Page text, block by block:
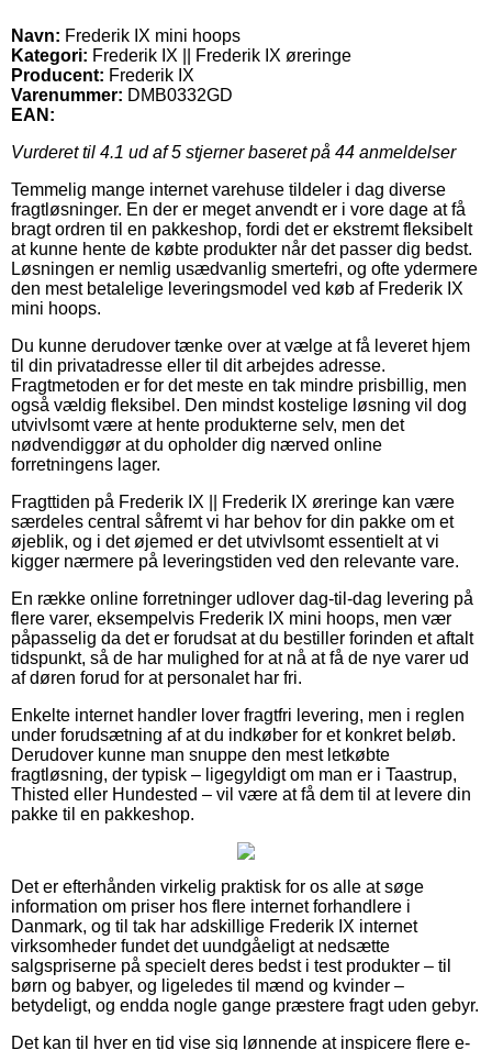
Navn: Frederik IX mini hoops
Kategori: Frederik IX || Frederik IX øreringe
Producent: Frederik IX
Varenummer: DMB0332GD
EAN:
Vurderet til 4.1 ud af 5 stjerner baseret på 44 anmeldelser
Temmelig mange internet varehuse tildeler i dag diverse
fragtløsninger. En der er meget anvendt er i vore dage at få
bragt ordren til en pakkeshop, fordi det er ekstremt fleksibelt
at kunne hente de købte produkter når det passer dig bedst.
Løsningen er nemlig usædvanlig smertefri, og ofte ydermere
den mest betalelige leveringsmodel ved køb af Frederik IX
mini hoops.
Du kunne derudover tænke over at vælge at få leveret hjem
til din privatadresse eller til dit arbejdes adresse.
Fragtmetoden er for det meste en tak mindre prisbillig, men
også vældig fleksibel. Den mindst kostelige løsning vil dog
utvivlsomt være at hente produkterne selv, men det
nødvendiggør at du opholder dig nærved online
forretningens lager.
Fragttiden på Frederik IX || Frederik IX øreringe kan være
særdeles central såfremt vi har behov for din pakke om et
øjeblik, og i det øjemed er det utvivlsomt essentielt at vi
kigger nærmere på leveringstiden ved den relevante vare.
En række online forretninger udlover dag-til-dag levering på
flere varer, eksempelvis Frederik IX mini hoops, men vær
påpasselig da det er forudsat at du bestiller forinden et aftalt
tidspunkt, så de har mulighed for at nå at få de nye varer ud
af døren forud for at personalet har fri.
Enkelte internet handler lover fragtfri levering, men i reglen
under forudsætning af at du indkøber for et konkret beløb.
Derudover kunne man snuppe den mest letkøbte
fragtløsning, der typisk – ligegyldigt om man er i Taastrup,
Thisted eller Hundested – vil være at få dem til at levere din
pakke til en pakkeshop.
Det er efterhånden virkelig praktisk for os alle at søge
information om priser hos flere internet forhandlere i
Danmark, og til tak har adskillige Frederik IX internet
virksomheder fundet det uundgåeligt at nedsætte
salgspriserne på specielt deres bedst i test produkter – til
børn og babyer, og ligeledes til mænd og kvinder –
betydeligt, og endda nogle gange præstere fragt uden gebyr.
Det kan til hver en tid vise sig lønnende at inspicere flere e-